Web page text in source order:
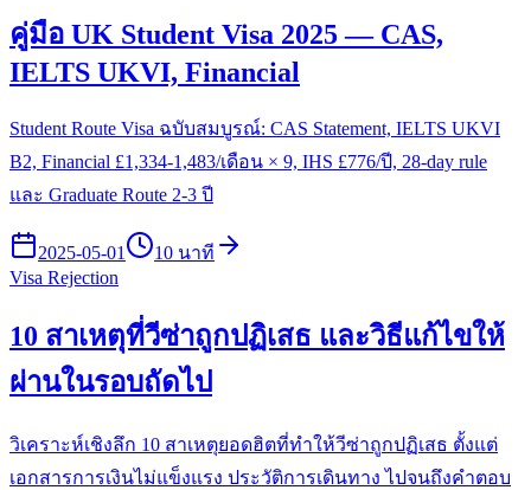
คู่มือ UK Student Visa 2025 — CAS,
IELTS UKVI, Financial
Student Route Visa ฉบับสมบูรณ์: CAS Statement, IELTS UKVI
B2, Financial £1,334-1,483/เดือน × 9, IHS £776/ปี, 28-day rule
และ Graduate Route 2-3 ปี
2025-05-01
10 นาที
Visa Rejection
10 สาเหตุที่วีซ่าถูกปฏิเสธ และวิธีแก้ไขให้
ผ่านในรอบถัดไป
วิเคราะห์เชิงลึก 10 สาเหตุยอดฮิตที่ทำให้วีซ่าถูกปฏิเสธ ตั้งแต่
เอกสารการเงินไม่แข็งแรง ประวัติการเดินทาง ไปจนถึงคำตอบ